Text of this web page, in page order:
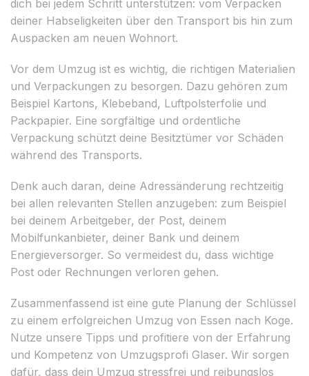
dich bei jedem Schritt unterstützen: vom Verpacken
deiner Habseligkeiten über den Transport bis hin zum
Auspacken am neuen Wohnort.
Vor dem Umzug ist es wichtig, die richtigen Materialien
und Verpackungen zu besorgen. Dazu gehören zum
Beispiel Kartons, Klebeband, Luftpolsterfolie und
Packpapier. Eine sorgfältige und ordentliche
Verpackung schützt deine Besitztümer vor Schäden
während des Transports.
Denk auch daran, deine Adressänderung rechtzeitig
bei allen relevanten Stellen anzugeben: zum Beispiel
bei deinem Arbeitgeber, der Post, deinem
Mobilfunkanbieter, deiner Bank und deinem
Energieversorger. So vermeidest du, dass wichtige
Post oder Rechnungen verloren gehen.
Zusammenfassend ist eine gute Planung der Schlüssel
zu einem erfolgreichen Umzug von Essen nach Koge.
Nutze unsere Tipps und profitiere von der Erfahrung
und Kompetenz von Umzugsprofi Glaser. Wir sorgen
dafür, dass dein Umzug stressfrei und reibungslos